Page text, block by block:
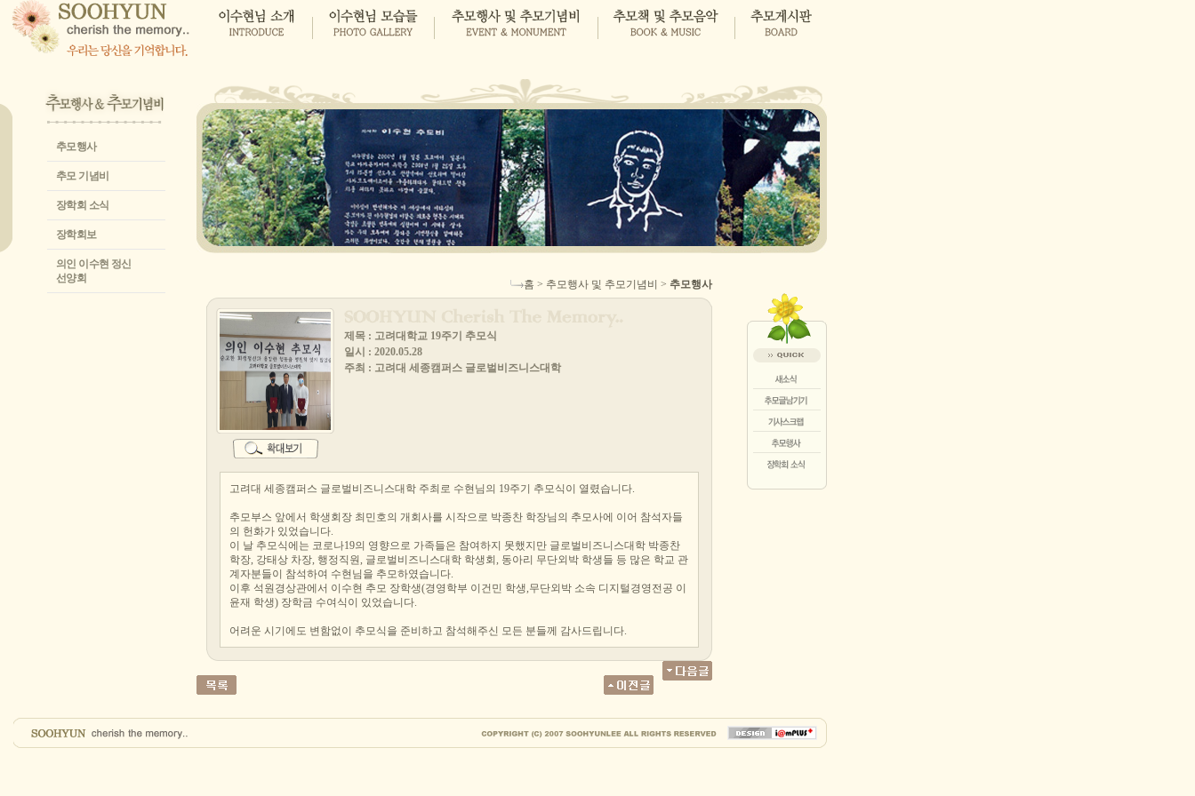
추모행사
추모 기념비
장학회 소식
장학회보
의인 이수현 정신
선양회
홈 > 추모행사 및 추모기념비 > 추모행사
제목 : 고려대학교 19주기 추모식
일시 : 2020.05.28
주최 : 고려대 세종캠퍼스 글로벌비즈니스대학
고려대 세종캠퍼스 글로벌비즈니스대학 주최로 수현님의 19주기 추모식이 열렸습니다.
추모부스 앞에서 학생회장 최민호의 개회사를 시작으로 박종찬 학장님의 추모사에 이어 참석자들
의 헌화가 있었습니다.
이 날 추모식에는 코로나19의 영향으로 가족들은 참여하지 못했지만 글로벌비즈니스대학 박종찬
학장, 강태상 차장, 행정직원, 글로벌비즈니스대학 학생회, 동아리 무단외박 학생들 등 많은 학교 관
계자분들이 참석하여 수현님을 추모하였습니다.
이후 석원경상관에서 이수현 추모 장학생(경영학부 이건민 학생,무단외박 소속 디지털경영전공 이
윤재 학생) 장학금 수여식이 있었습니다.
어려운 시기에도 변함없이 추모식을 준비하고 참석해주신 모든 분들께 감사드립니다.